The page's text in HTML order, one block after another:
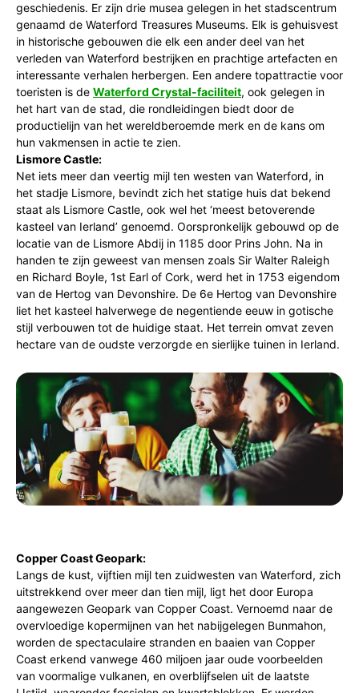
geschiedenis. Er zijn drie musea gelegen in het stadscentrum
genaamd de Waterford Treasures Museums. Elk is gehuisvest
in historische gebouwen die elk een ander deel van het
verleden van Waterford bestrijken en prachtige artefacten en
interessante verhalen herbergen. Een andere topattractie voor
toeristen is de Waterford Crystal-faciliteit, ook gelegen in
het hart van de stad, die rondleidingen biedt door de
productielijn van het wereldberoemde merk en de kans om
hun vakmensen in actie te zien.
Lismore Castle:
Net iets meer dan veertig mijl ten westen van Waterford, in
het stadje Lismore, bevindt zich het statige huis dat bekend
staat als Lismore Castle, ook wel het ‘meest betoverende
kasteel van Ierland’ genoemd. Oorspronkelijk gebouwd op de
locatie van de Lismore Abdij in 1185 door Prins John. Na in
handen te zijn geweest van mensen zoals Sir Walter Raleigh
en Richard Boyle, 1st Earl of Cork, werd het in 1753 eigendom
van de Hertog van Devonshire. De 6e Hertog van Devonshire
liet het kasteel halverwege de negentiende eeuw in gotische
stijl verbouwen tot de huidige staat. Het terrein omvat zeven
hectare van de oudste verzorgde en sierlijke tuinen in Ierland.
Copper Coast Geopark:
Langs de kust, vijftien mijl ten zuidwesten van Waterford, zich
uitstrekkend over meer dan tien mijl, ligt het door Europa
aangewezen Geopark van Copper Coast. Vernoemd naar de
overvloedige kopermijnen van het nabijgelegen Bunmahon,
worden de spectaculaire stranden en baaien van Copper
Coast erkend vanwege 460 miljoen jaar oude voorbeelden
van voormalige vulkanen, en overblijfselen uit de laatste